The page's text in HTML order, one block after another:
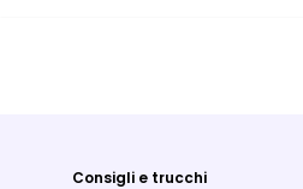
Consigli e trucchi